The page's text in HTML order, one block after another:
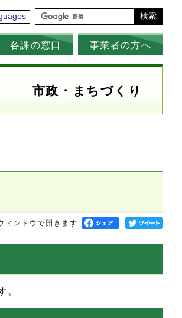
検索
各課の窓口 事業者の方へ
市政・まちづくり
ィンドウで開きます
。